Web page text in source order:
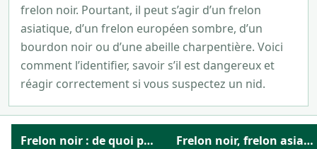
frelon noir. Pourtant, il peut s’agir d’un frelon
asiatique, d’un frelon européen sombre, d’un
bourdon noir ou d’une abeille charpentière. Voici
comment l’identifier, savoir s’il est dangereux et
réagir correctement si vous suspectez un nid.
Frelon noir : de quoi parle-t-on vraiment ? Frelon noir, frelon asiatique ou xylocope : la confusion la plus fréquente